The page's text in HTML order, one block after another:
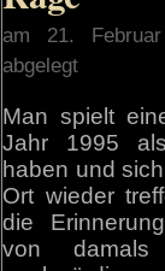
am 21.
abgelegt
Man spielt
Jahr 1995
haben und
Ort wieder
die
von